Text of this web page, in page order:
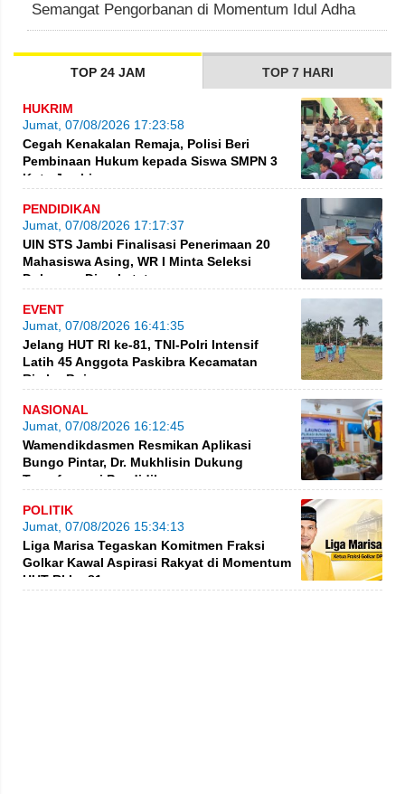
Semangat Pengorbanan di Momentum Idul Adha
TOP 24 JAM TOP 7 HARI
HUKRIM
Jumat, 07/08/2026 17:23:58
Cegah Kenakalan Remaja, Polisi Beri
Pembinaan Hukum kepada Siswa SMPN 3
Kota Jambi
PENDIDIKAN
Jumat, 07/08/2026 17:17:37
UIN STS Jambi Finalisasi Penerimaan 20
Mahasiswa Asing, WR I Minta Seleksi
Dokumen Diperketat
EVENT
Jumat, 07/08/2026 16:41:35
Jelang HUT RI ke-81, TNI-Polri Intensif
Latih 45 Anggota Paskibra Kecamatan
Rimbo Bujang
NASIONAL
Jumat, 07/08/2026 16:12:45
Wamendikdasmen Resmikan Aplikasi
Bungo Pintar, Dr. Mukhlisin Dukung
Transformasi Pendidikan
POLITIK
Jumat, 07/08/2026 15:34:13
Liga Marisa Tegaskan Komitmen Fraksi
Golkar Kawal Aspirasi Rakyat di Momentum
HUT RI ke-81